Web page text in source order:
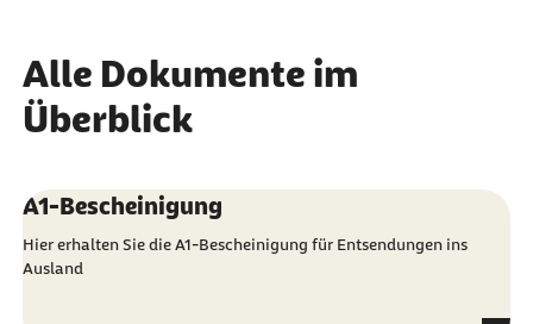
Alle Dokumente im
Überblick
A1-Bescheinigung
Hier erhalten Sie die A1-Bescheinigung für Entsendungen ins
Ausland